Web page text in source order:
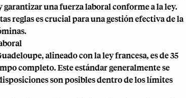
garantizar una fuerza laboral conforme a la ley.
reglas es crucial para una gestión efectiva de la
alineado con la ley francesa, es de 35
completo. Este estándar generalmente se
son posibles dentro de los límites